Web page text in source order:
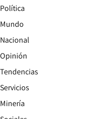
Política
Mundo
Nacional
Opinión
Tendencias
Servicios
Minería